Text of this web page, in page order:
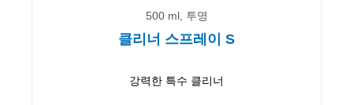
500 ml, 투명
클리너 스프레이 S
강력한 특수 클리너